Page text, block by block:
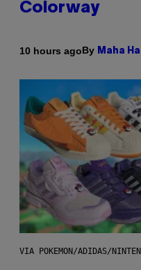
Colorway
10 hours agoBy Maha
VIA POKEMON/ADIDAS/